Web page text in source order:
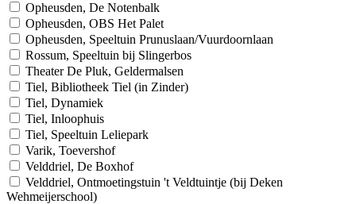
Opheusden, De Notenbalk
Opheusden, OBS Het Palet
Opheusden, Speeltuin Prunuslaan/Vuurdoornlaan
Rossum, Speeltuin bij Slingerbos
Theater De Pluk, Geldermalsen
Tiel, Bibliotheek Tiel (in Zinder)
Tiel, Dynamiek
Tiel, Inloophuis
Tiel, Speeltuin Leliepark
Varik, Toevershof
Velddriel, De Boxhof
Velddriel, Ontmoetingstuin 't Veldtuintje (bij Deken
Wehmeijerschool)